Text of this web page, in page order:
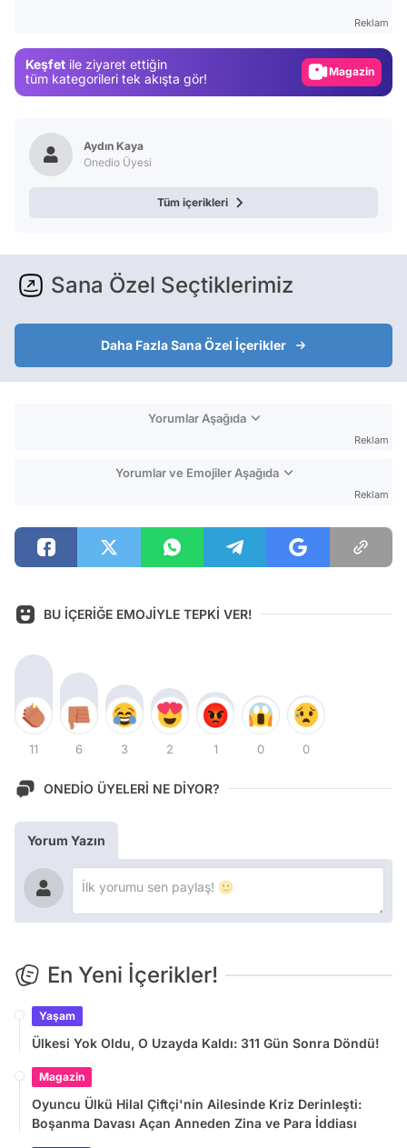
Reklam
Keşfet ile ziyaret ettiğin
tüm kategorileri tek akışta gör!
Video
Aydın Kaya
Onedio Üyesi
Tüm içerikleri
Sana Özel Seçtiklerimiz
Daha Fazla Sana Özel İçerikler
Yorumlar Aşağıda
Reklam
Yorumlar ve Emojiler Aşağıda
Reklam
BU İÇERİĞE EMOJİYLE TEPKİ VER!
11 6 3 2 1 0 0
ONEDİO ÜYELERİ NE DİYOR?
Yorum Yazın
En Yeni İçerikler!
Yaşam
Ülkesi Yok Oldu, O Uzayda Kaldı: 311 Gün Sonra Döndü!
Magazin
Oyuncu Ülkü Hilal Çiftçi'nin Ailesinde Kriz Derinleşti:
Boşanma Davası Açan Anneden Zina ve Para İddiası